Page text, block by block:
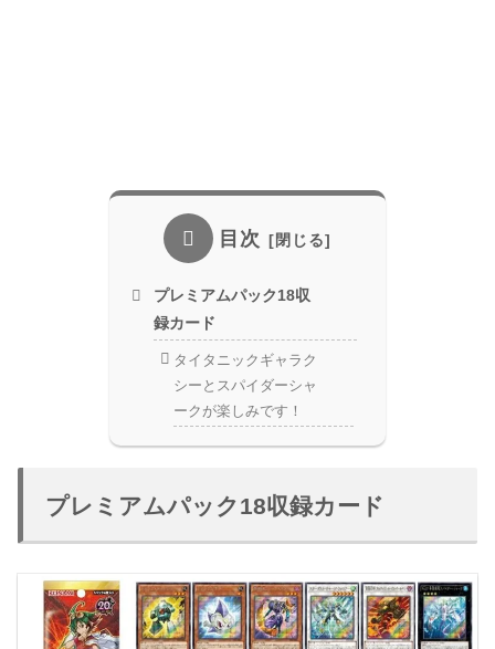
目次
プレミアムパック18収
録カード
タイタニックギャラク
シーとスパイダーシャ
ークが楽しみです！
プレミアムパック18収録カード